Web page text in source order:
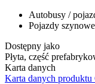
Autobusy /
Pojazdy szynowe
Dostępny jako
Płyta, część
Karta danych
Karta danych